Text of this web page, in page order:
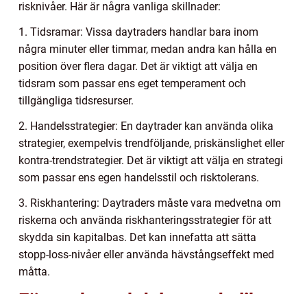
risknivåer. Här är några vanliga skillnader:
1. Tidsramar: Vissa daytraders handlar bara inom
några minuter eller timmar, medan andra kan hålla en
position över flera dagar. Det är viktigt att välja en
tidsram som passar ens eget temperament och
tillgängliga tidsresurser.
2. Handelsstrategier: En daytrader kan använda olika
strategier, exempelvis trendföljande, priskänslighet eller
kontra-trendstrategier. Det är viktigt att välja en strategi
som passar ens egen handelsstil och risktolerans.
3. Riskhantering: Daytraders måste vara medvetna om
riskerna och använda riskhanteringsstrategier för att
skydda sin kapitalbas. Det kan innefatta att sätta
stopp-loss-nivåer eller använda hävstångseffekt med
måtta.